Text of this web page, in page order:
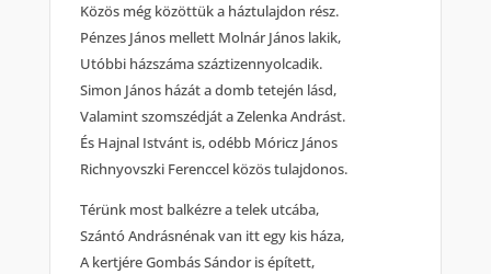
Közös még közöttük a háztulajdon rész.
Pénzes János mellett Molnár János lakik,
Utóbbi házszáma száztizennyolcadik.
Simon János házát a domb tetején lásd,
Valamint szomszédját a Zelenka Andrást.
És Hajnal Istvánt is, odébb Móricz János
Richnyovszki Ferenccel közös tulajdonos.
Térünk most balkézre a telek utcába,
Szántó Andrásnénak van itt egy kis háza,
A kertjére Gombás Sándor is épített,